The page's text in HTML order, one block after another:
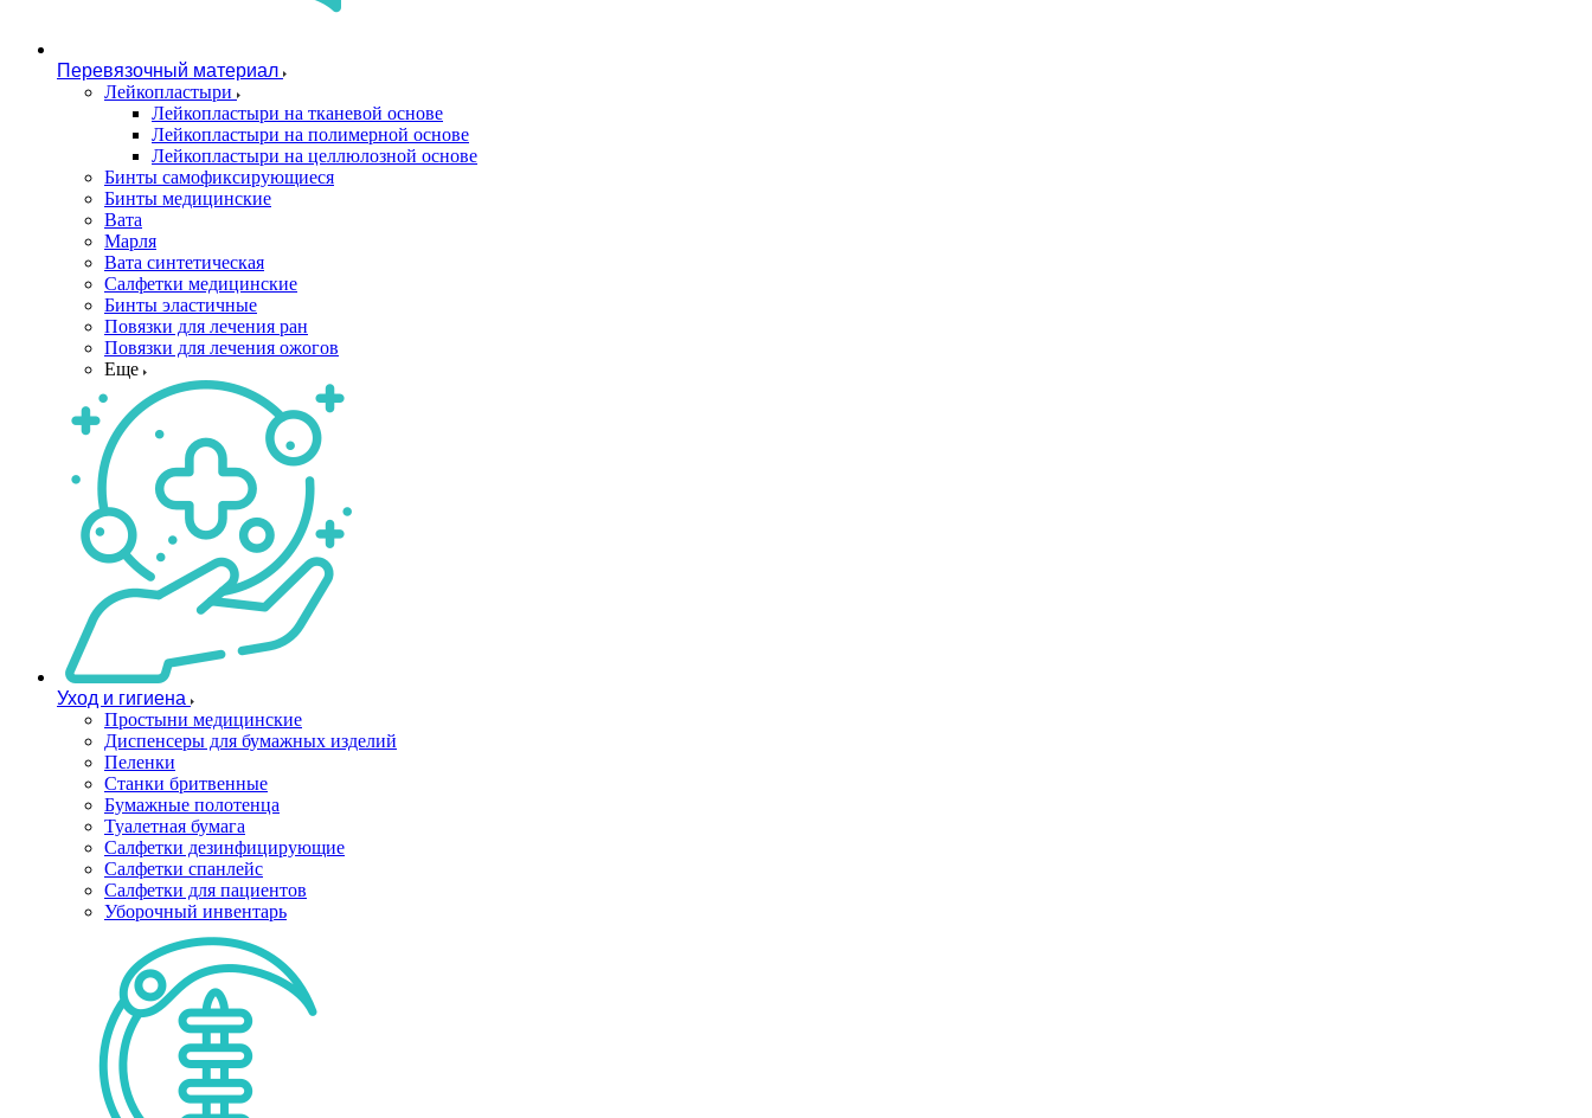
Перевязочный материал
Лейкопластыри
Лейкопластыри на тканевой основе
Лейкопластыри на полимерной основе
Лейкопластыри на целлюлозной основе
Бинты самофиксирующиеся
Бинты медицинские
Вата
Марля
Вата синтетическая
Салфетки медицинские
Бинты эластичные
Повязки для лечения ран
Повязки для лечения ожогов
Еще
Уход и гигиена
Простыни медицинские
Диспенсеры для бумажных изделий
Пеленки
Станки бритвенные
Бумажные полотенца
Туалетная бумага
Салфетки дезинфицирующие
Салфетки спанлейс
Салфетки для пациентов
Уборочный инвентарь